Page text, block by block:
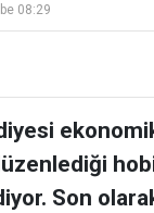
08:29
Son